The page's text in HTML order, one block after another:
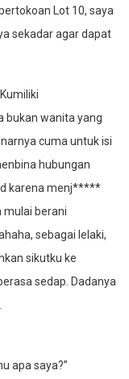
Lot 10, saya
sekadar agar dapat
bukan wanita yang
cuma untuk isi
hubungan
karena menj*****
mulai berani
sebagai lelaki,
sikutku ke
sedap. Dadanya
apa saya?”